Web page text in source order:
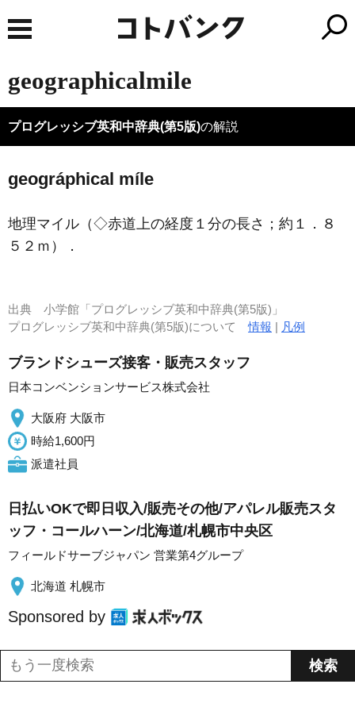
geographicalmile
プログレッシブ英和中辞典(第5版)の解説
geográphical míle
地理マイル（◇赤道上の経度１分の長さ；約１．８
５２ｍ）
．
出典 小学館「プログレッシブ英和中辞典(第5版)」
プログレッシブ英和中辞典(第5版)について情報 | 凡例
ブランドシューズ接客・販売スタッフ
日本コンベンションサービス株式会社
大阪府 大阪市
時給1,600円
派遣社員
日払いOKで即日収入/販売その他/アパレル販売スタ
ッフ・コールハーン/北海道/札幌市中央区
フィールドサーブジャパン 営業第4グループ
北海道 札幌市
Sponsored by